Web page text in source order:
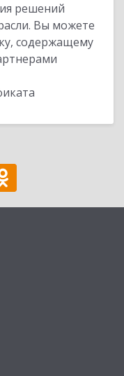
решений
Вы можете
содержащему